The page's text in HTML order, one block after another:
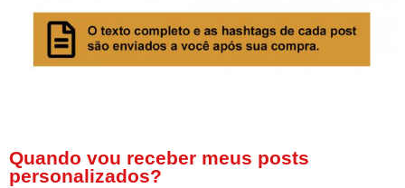
Quando vou receber meus posts
personalizados?